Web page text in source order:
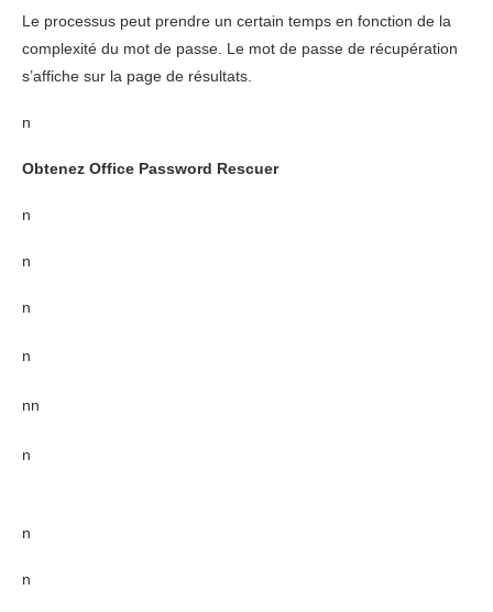
Le processus peut prendre un certain temps en fonction de la
complexité du mot de passe. Le mot de passe de récupération
s’affiche sur la page de résultats.
n
Obtenez Office Password Rescuer
n
n
n
n
nn
n
n
n